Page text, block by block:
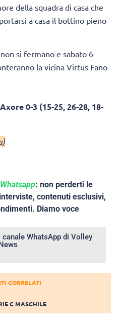
della squadra di casa che
a casa il bottino pieno
si fermano e sabato 6
la vicina Virtus Fano
0-3 (15-25, 26-28, 18-
: non perderti le
contenuti esclusivi,
Diamo voce
WhatsApp di Volley
CORRELATI
C MASCHILE